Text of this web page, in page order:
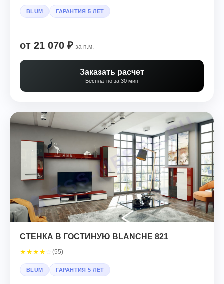
BLUM ГАРАНТИЯ 5 ЛЕТ
от 21 070 ₽ за п.м.
Заказать расчет
Бесплатно за 30 мин
СТЕНКА В ГОСТИНУЮ BLANCHE 821
★★★★ (55)
BLUM ГАРАНТИЯ 5 ЛЕТ